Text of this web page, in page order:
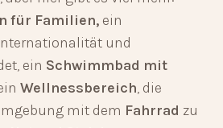
für Familien, ein
und
ein Schwimmbad mit
Wellnessbereich, die
mit dem Fahrrad zu